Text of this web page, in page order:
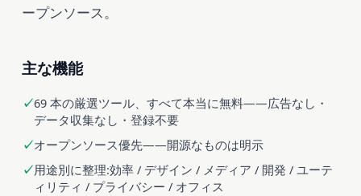
ープンソース。
主な機能
69 本の厳選ツール、すべて本当に無料——広告なし・
データ収集なし・登録不要
オープンソース優先——開源なものは明示
用途別に整理:効率 / デザイン / メディア / 開発 / ユーテ
ィリティ / プライバシー / オフィス